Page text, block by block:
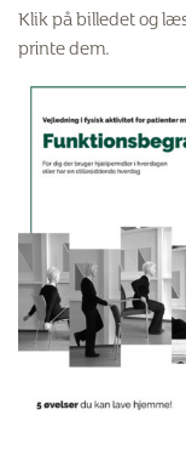
Klik på billedet og
printe dem.